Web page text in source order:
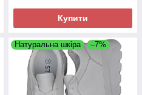
Купити
Натуральна шкіра –7%